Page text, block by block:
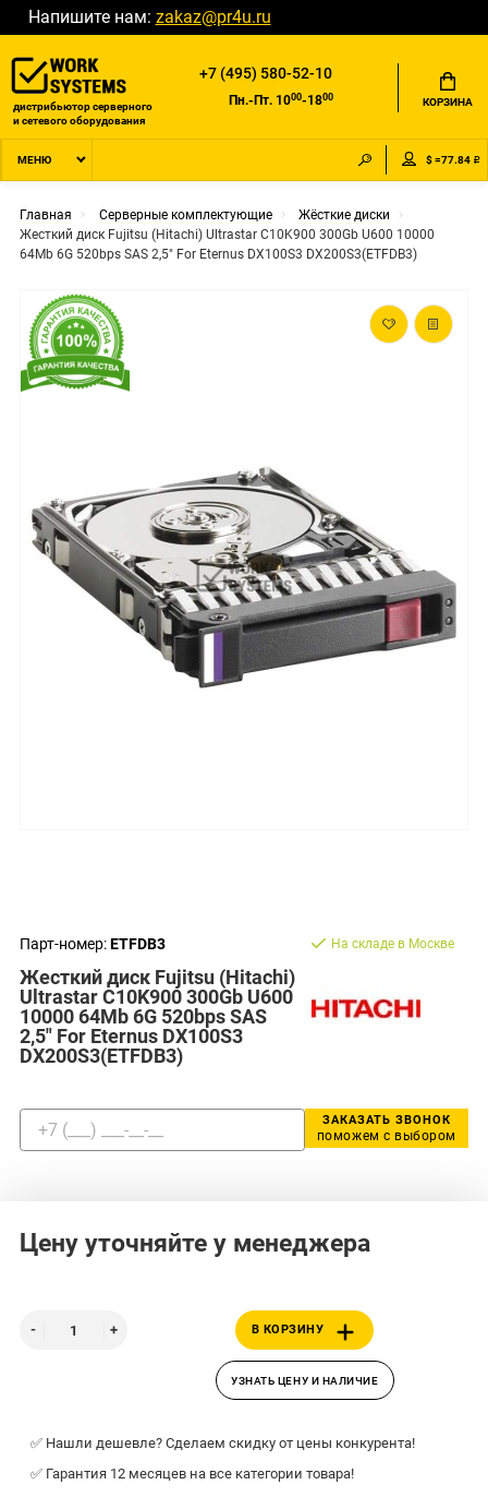
Напишите нам: zakaz@pr4u.ru
дистрибьютор серверного
и сетевого оборудования
+7 (495) 580-52-10
Пн.-Пт. 1000-1800 КОРЗИНА
МЕНЮ $ =77.84 ₽
Главная Серверные комплектующие
Жёсткие диски
Жесткий диск Fujitsu (Hitachi) Ultrastar C10K900 300Gb U600 10000
64Mb 6G 520bps SAS 2,5" For Eternus DX100S3 DX200S3(ETFDB3)
Парт-номер:ETFDB3
Жесткий диск Fujitsu (Hitachi)
Ultrastar C10K900 300Gb U600
10000 64Mb 6G 520bps SAS
2,5" For Eternus DX100S3
DX200S3(ETFDB3)
На складе в Москве
ЗАКАЗАТЬ ЗВОНОК
поможем с выбором
Цену уточняйте у менеджера
В КОРЗИНУ
УЗНАТЬ ЦЕНУ И НАЛИЧИЕ
✅ Нашли дешевле? Сделаем скидку от цены конкурента!
✅ Гарантия 12 месяцев на все категории товара!